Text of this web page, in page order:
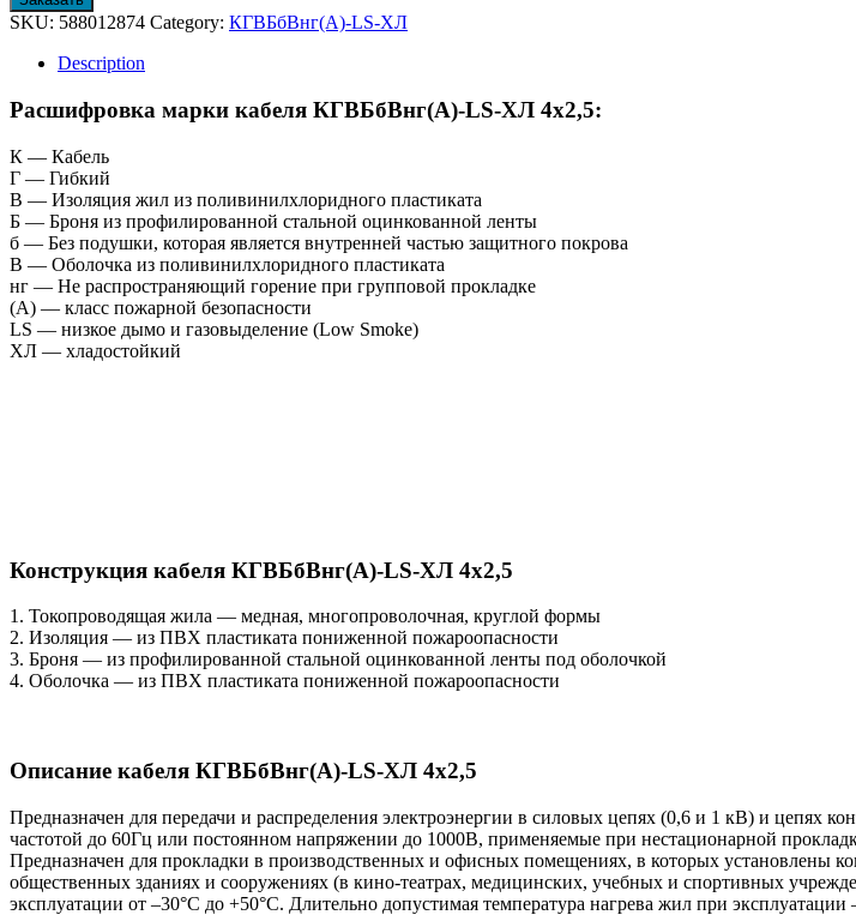
SKU: 588012874 Category: КГВБбВнг(А)-LS-ХЛ
Description
Расшифровка марки кабеля КГВБбВнг(А)-LS-ХЛ 4х2,5:
К — Кабель
Г — Гибкий
В — Изоляция жил из поливинилхлоридного пластиката
Б — Броня из профилированной стальной оцинкованной ленты
б — Без подушки, которая является внутренней частью защитного покрова
В — Оболочка из поливинилхлоридного пластиката
нг — Не распространяющий горение при групповой прокладке
(А) — класс пожарной безопасности
LS — низкое дымо и газовыделение (Low Smoke)
ХЛ — хладостойкий
Конструкция кабеля КГВБбВнг(А)-LS-ХЛ 4х2,5
1. Токопроводящая жила — медная, многопроволочная, круглой формы
2. Изоляция — из ПВХ пластиката пониженной пожароопасности
3. Броня — из профилированной стальной оцинкованной ленты под оболочкой
4. Оболочка — из ПВХ пластиката пониженной пожароопасности
Описание кабеля КГВБбВнг(А)-LS-ХЛ 4х2,5
Предназначен для передачи и распределения электроэнергии в силовых цепях (0,6 и 1 кВ) и цепях
частотой до 60Гц или постоянном напряжении до 1000В, применяемые при нестационарной
Предназначен для прокладки в производственных и офисных помещениях, в которых установлены
общественных зданиях и сооружениях (в кино-театрах, медицинских, учебных и спортивных
эксплуатации от –30°С до +50°С. Длительно допустимая температура нагрева жил при